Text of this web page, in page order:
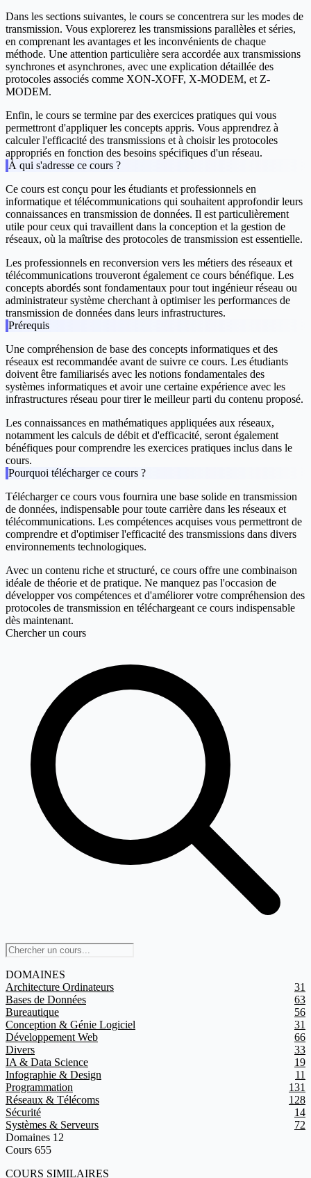
Dans les sections suivantes, le cours se concentrera sur les modes de
transmission. Vous explorerez les transmissions parallèles et séries,
en comprenant les avantages et les inconvénients de chaque
méthode. Une attention particulière sera accordée aux transmissions
synchrones et asynchrones, avec une explication détaillée des
protocoles associés comme XON-XOFF, X-MODEM, et Z-
MODEM.
Enfin, le cours se termine par des exercices pratiques qui vous
permettront d'appliquer les concepts appris. Vous apprendrez à
calculer l'efficacité des transmissions et à choisir les protocoles
appropriés en fonction des besoins spécifiques d'un réseau.
À qui s'adresse ce cours ?
Ce cours est conçu pour les étudiants et professionnels en
informatique et télécommunications qui souhaitent approfondir leurs
connaissances en transmission de données. Il est particulièrement
utile pour ceux qui travaillent dans la conception et la gestion de
réseaux, où la maîtrise des protocoles de transmission est essentielle.
Les professionnels en reconversion vers les métiers des réseaux et
télécommunications trouveront également ce cours bénéfique. Les
concepts abordés sont fondamentaux pour tout ingénieur réseau ou
administrateur système cherchant à optimiser les performances de
transmission de données dans leurs infrastructures.
Prérequis
Une compréhension de base des concepts informatiques et des
réseaux est recommandée avant de suivre ce cours. Les étudiants
doivent être familiarisés avec les notions fondamentales des
systèmes informatiques et avoir une certaine expérience avec les
infrastructures réseau pour tirer le meilleur parti du contenu proposé.
Les connaissances en mathématiques appliquées aux réseaux,
notamment les calculs de débit et d'efficacité, seront également
bénéfiques pour comprendre les exercices pratiques inclus dans le
cours.
Pourquoi télécharger ce cours ?
Télécharger ce cours vous fournira une base solide en transmission
de données, indispensable pour toute carrière dans les réseaux et
télécommunications. Les compétences acquises vous permettront de
comprendre et d'optimiser l'efficacité des transmissions dans divers
environnements technologiques.
Avec un contenu riche et structuré, ce cours offre une combinaison
idéale de théorie et de pratique. Ne manquez pas l'occasion de
développer vos compétences et d'améliorer votre compréhension des
protocoles de transmission en téléchargeant ce cours indispensable
dès maintenant.
Chercher un cours
DOMAINES
Architecture Ordinateurs
31
Bases de Données
63
Bureautique
56
Conception & Génie Logiciel
31
Développement Web
66
Divers
33
IA & Data Science
19
Infographie & Design
11
Programmation
131
Réseaux & Télécoms
128
Sécurité
14
Systèmes & Serveurs
72
Domaines 12
Cours 655
COURS SIMILAIRES